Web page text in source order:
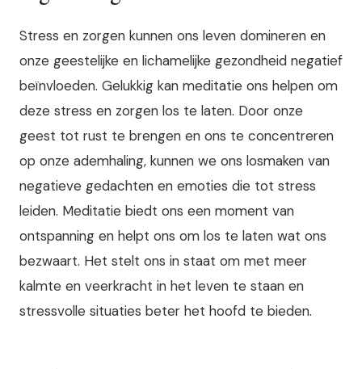
Stress en zorgen kunnen ons leven domineren en
onze geestelijke en lichamelijke gezondheid negatief
beïnvloeden. Gelukkig kan meditatie ons helpen om
deze stress en zorgen los te laten. Door onze
geest tot rust te brengen en ons te concentreren
op onze ademhaling, kunnen we ons losmaken van
negatieve gedachten en emoties die tot stress
leiden. Meditatie biedt ons een moment van
ontspanning en helpt ons om los te laten wat ons
bezwaart. Het stelt ons in staat om met meer
kalmte en veerkracht in het leven te staan en
stressvolle situaties beter het hoofd te bieden.